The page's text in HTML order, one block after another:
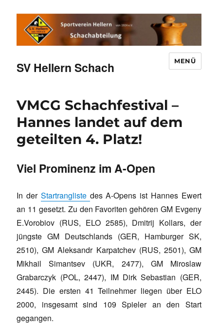
SV Hellern Schach MENÜ
VMCG Schachfestival –
Hannes landet auf dem
geteilten 4. Platz!
Viel Prominenz im A-Open
In der Startrangliste des A-Opens ist Hannes Ewert
an 11 gesetzt. Zu den Favoriten gehören GM Evgeny
E.Vorobiov (RUS, ELO 2585), Dmitrij Kollars, der
jüngste GM Deutschlands (GER, Hamburger SK,
2510), GM Aleksandr Karpatchev (RUS, 2501), GM
Mikhail Simantsev (UKR, 2477), GM Miroslaw
Grabarczyk (POL, 2447), IM Dirk Sebastian (GER,
2445). Die ersten 41 Teilnehmer liegen über ELO
2000, insgesamt sind 109 Spieler an den Start
gegangen.